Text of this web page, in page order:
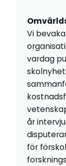
Vi
vardag
år
för